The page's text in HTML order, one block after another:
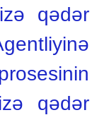
qədər
qədər